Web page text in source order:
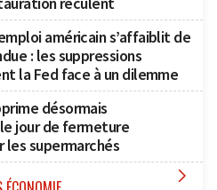
américain s’affaiblit de
: les suppressions
la Fed face à un dilemme
désormais
jour de fermeture
supermarchés
